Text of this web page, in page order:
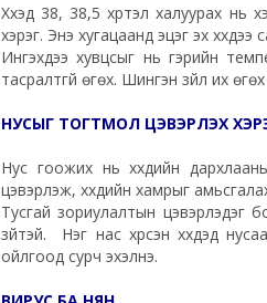
Хүүхэд 38, 38,5 хүртэл халуурах
хэрэг. Энэ хугацаанд эцэг эх
Ингэхдээ хувцсыг нь гэрийн
тасралтгүй өгөх. Шингэн зүйл их
НУСЫГ ТОГТМОЛ ЦЭВЭРЛЭХ
Нус гоожих нь хүүхдийн
цэвэрлэж, хүүхдийн хамрыг
Тусгай зориулалтын цэвэрлэдэг
зүйтэй. Нэг нас хүрсэн хүүхдэд
ойлгоод сурч эхэлнэ.